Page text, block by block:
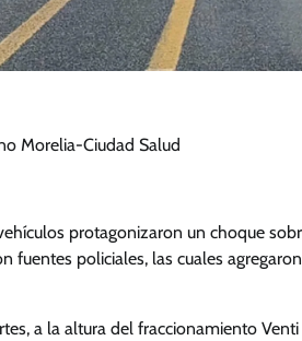
Morelia-Ciudad Salud
protagonizaron un choque
fuentes policiales, las cuales
a la altura del fraccionamiento